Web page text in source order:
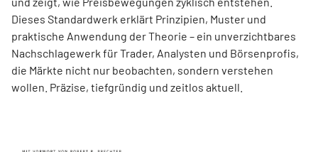
Dieses Standardwerk erklärt Prinzipien, Muster und
praktische Anwendung der Theorie – ein unverzichtbares
Nachschlagewerk für Trader, Analysten und Börsenprofis,
die Märkte nicht nur beobachten, sondern verstehen
wollen. Präzise, tiefgründig und zeitlos aktuell.